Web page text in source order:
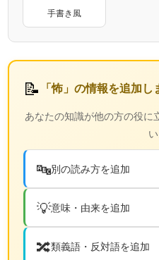
手書き風
📝 「怖」の情報を追加し
あなたの知識が他の方の役に
い
🔤別の読み方を追加
💡意味・由来を追加
🔀類義語・反対語を追加